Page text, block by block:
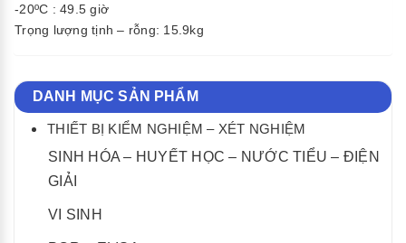
-20ºC : 49.5 giờ
Trọng lượng tịnh – rỗng: 15.9kg
DANH MỤC SẢN PHẨM
THIẾT BỊ KIỂM NGHIỆM – XÉT NGHIỆM
SINH HÓA – HUYẾT HỌC – NƯỚC TIỂU – ĐIỆN
GIẢI
VI SINH